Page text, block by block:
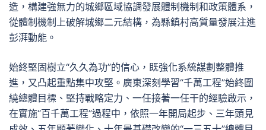
造，構建強無力的城鄉區域協調發展體制機制和政策體系，
從體制機制上破解城鄉二元結構，為縣鎮村高質量發展注進
彭湃動能。
始終堅固樹立“久久為功”的信心，既強化系統謀劃整體推
進，又凸起重點集中攻堅。廣東深刻學習“千萬工程”始終圍
繞總體目標、堅持戰略定力、一任接著一任干的經驗啟示，
在實施“百千萬工程”過程中，依照一年開局起步、三年頭見